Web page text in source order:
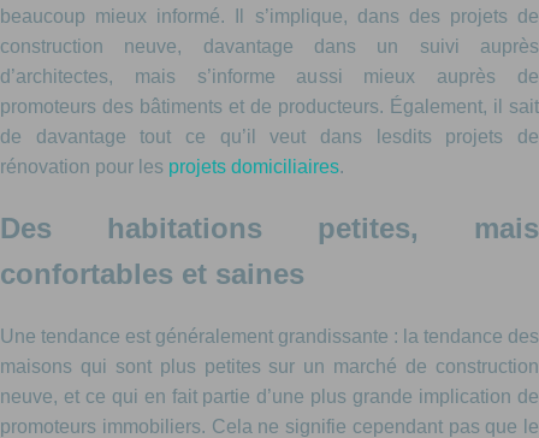
beaucoup mieux informé. Il s’implique, dans des projets de
construction neuve, davantage dans un suivi auprès
d’architectes, mais s’informe aussi mieux auprès de
promoteurs des bâtiments et de producteurs. Également, il sait
de davantage tout ce qu’il veut dans lesdits projets de
rénovation pour les projets domiciliaires.
Des habitations petites, mais
confortables et saines
Une tendance est généralement grandissante : la tendance des
maisons qui sont plus petites sur un marché de construction
neuve, et ce qui en fait partie d’une plus grande implication de
promoteurs immobiliers. Cela ne signifie cependant pas que le